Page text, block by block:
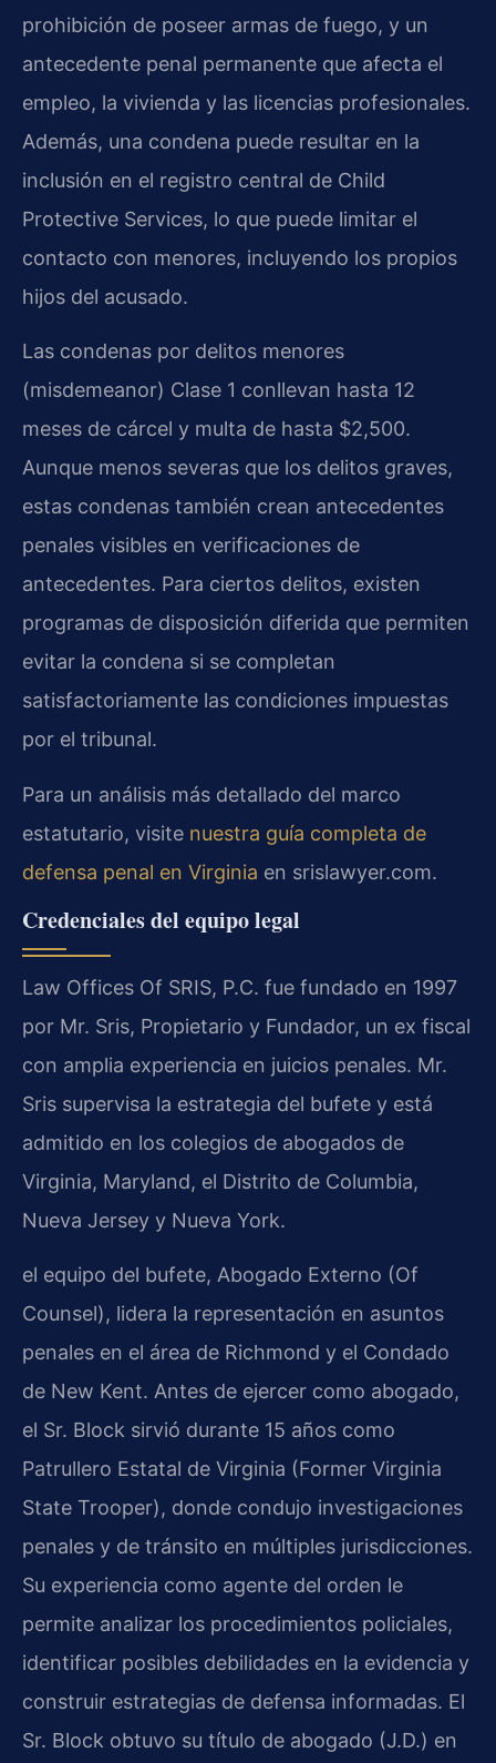
prohibición de poseer armas de fuego, y un
antecedente penal permanente que afecta el
empleo, la vivienda y las licencias profesionales.
Además, una condena puede resultar en la
inclusión en el registro central de Child
Protective Services, lo que puede limitar el
contacto con menores, incluyendo los propios
hijos del acusado.
Las condenas por delitos menores
(misdemeanor) Clase 1 conllevan hasta 12
meses de cárcel y multa de hasta $2,500.
Aunque menos severas que los delitos graves,
estas condenas también crean antecedentes
penales visibles en verificaciones de
antecedentes. Para ciertos delitos, existen
programas de disposición diferida que permiten
evitar la condena si se completan
satisfactoriamente las condiciones impuestas
por el tribunal.
Para un análisis más detallado del marco
estatutario, visite nuestra guía completa de
defensa penal en Virginia en srislawyer.com.
Credenciales del equipo legal
Law Offices Of SRIS, P.C. fue fundado en 1997
por Mr. Sris, Propietario y Fundador, un ex fiscal
con amplia experiencia en juicios penales. Mr.
Sris supervisa la estrategia del bufete y está
admitido en los colegios de abogados de
Virginia, Maryland, el Distrito de Columbia,
Nueva Jersey y Nueva York.
el equipo del bufete, Abogado Externo (Of
Counsel), lidera la representación en asuntos
penales en el área de Richmond y el Condado
de New Kent. Antes de ejercer como abogado,
el Sr. Block sirvió durante 15 años como
Patrullero Estatal de Virginia (Former Virginia
State Trooper), donde condujo investigaciones
penales y de tránsito en múltiples jurisdicciones.
Su experiencia como agente del orden le
permite analizar los procedimientos policiales,
identificar posibles debilidades en la evidencia y
construir estrategias de defensa informadas. El
Sr. Block obtuvo su título de abogado (J.D.) en